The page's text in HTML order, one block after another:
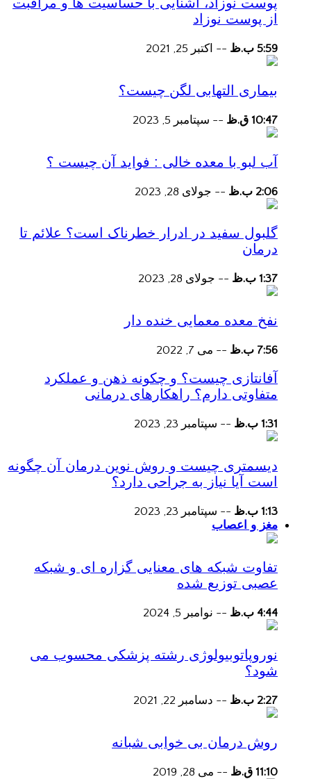
از پوست نوزاد
5:59 ب.ظ -- اکتبر 25, 2021
بیماری التهابی لگن چیست؟
10:47 ق.ظ -- سپتامبر 5, 2023
آب لبو با معده خالی : فواید آن چیست ؟
2:06 ب.ظ -- جولای 28, 2023
گلبول سفید در ادرار خطرناک است؟ علائم تا
درمان
1:37 ب.ظ -- جولای 28, 2023
نفخ معده معمایی خنده دار
7:56 ب.ظ -- می 7, 2022
آفانتازی چیست؟ و چکونه ذهن و عملکرد
متفاوتی دارم؟ راهکارهای درمانی
1:31 ب.ظ -- سپتامبر 23, 2023
دیسمتری چیست و روش نوین درمان آن چگونه
است آیا نیاز به جراحی دارد؟
1:13 ب.ظ -- سپتامبر 23, 2023
مغز و اعصاب
تفاوت شبکه های معنایی گزاره ای و شبکه
عصبی توزیع شده
4:44 ب.ظ -- نوامبر 5, 2024
نوروپاتوبیولوژی رشته پزشکی محسوب می
شود؟
2:27 ب.ظ -- دسامبر 22, 2021
روش درمان بی خوابی شبانه
11:10 ق.ظ -- می 28, 2019